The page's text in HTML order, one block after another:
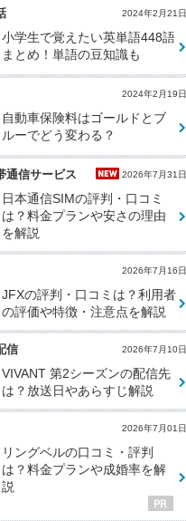
2024年2月21日
小学生で覚えたい英単語448語
まとめ！単語の豆知識も
2024年2月19日
自動車保険料はゴールドとブ
ルーでどう変わる？
通信サービス 2026年7月31日
日本通信SIMの評判・口コミ
は？料金プランや安さの理由
を解説
2026年7月16日
JFXの評判・口コミは？利用者
の評価や特徴・注意点を解説
信 2026年7月10日
VIVANT 第2シーズンの配信先
は？放送日やあらすじ解説
2026年7月01日
リングベルの口コミ・評判
は？料金プランや成婚率を解
説